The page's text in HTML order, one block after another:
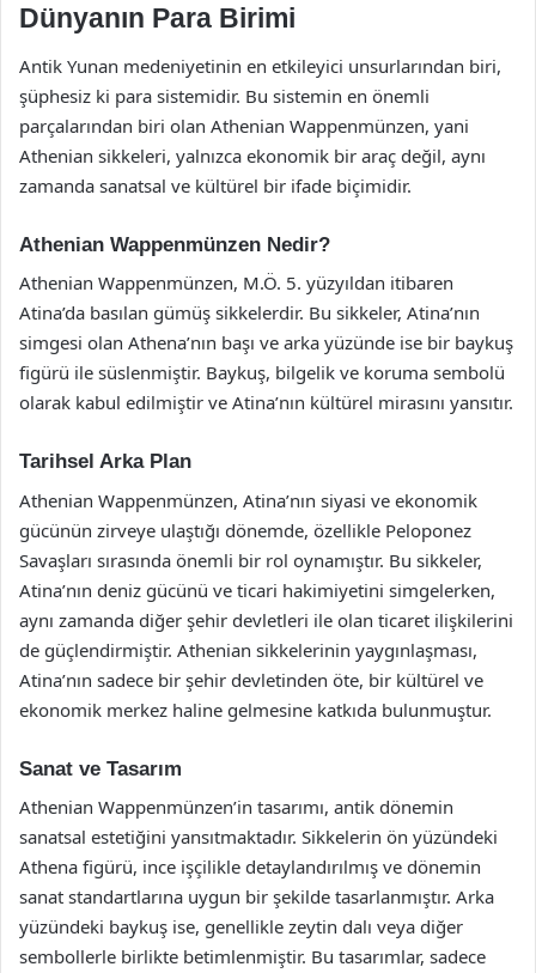
Dünyanın Para Birimi
Antik Yunan medeniyetinin en etkileyici unsurlarından biri,
şüphesiz ki para sistemidir. Bu sistemin en önemli
parçalarından biri olan Athenian Wappenmünzen, yani
Athenian sikkeleri, yalnızca ekonomik bir araç değil, aynı
zamanda sanatsal ve kültürel bir ifade biçimidir.
Athenian Wappenmünzen Nedir?
Athenian Wappenmünzen, M.Ö. 5. yüzyıldan itibaren
Atina’da basılan gümüş sikkelerdir. Bu sikkeler, Atina’nın
simgesi olan Athena’nın başı ve arka yüzünde ise bir baykuş
figürü ile süslenmiştir. Baykuş, bilgelik ve koruma sembolü
olarak kabul edilmiştir ve Atina’nın kültürel mirasını yansıtır.
Tarihsel Arka Plan
Athenian Wappenmünzen, Atina’nın siyasi ve ekonomik
gücünün zirveye ulaştığı dönemde, özellikle Peloponez
Savaşları sırasında önemli bir rol oynamıştır. Bu sikkeler,
Atina’nın deniz gücünü ve ticari hakimiyetini simgelerken,
aynı zamanda diğer şehir devletleri ile olan ticaret ilişkilerini
de güçlendirmiştir. Athenian sikkelerinin yaygınlaşması,
Atina’nın sadece bir şehir devletinden öte, bir kültürel ve
ekonomik merkez haline gelmesine katkıda bulunmuştur.
Sanat ve Tasarım
Athenian Wappenmünzen’in tasarımı, antik dönemin
sanatsal estetiğini yansıtmaktadır. Sikkelerin ön yüzündeki
Athena figürü, ince işçilikle detaylandırılmış ve dönemin
sanat standartlarına uygun bir şekilde tasarlanmıştır. Arka
yüzündeki baykuş ise, genellikle zeytin dalı veya diğer
sembollerle birlikte betimlenmiştir. Bu tasarımlar, sadece